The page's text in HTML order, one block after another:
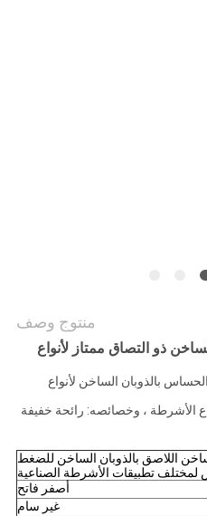
منتوج وصف
ذو التصاق ممتاز لأنواع
بالذوبان الساخن لأنواع
الأشرطة ، وخصائصه: رائحة خفيفة
اللاصق بالذوبان الساخن للضغط
تطبيقات الأشرطة الصناعية
أصفر فاتح
غير سام